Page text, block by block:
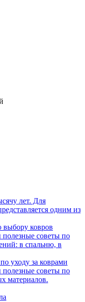
лет. Для
одним из
полезные советы по
в спальню, в
полезные советы по
материалов.